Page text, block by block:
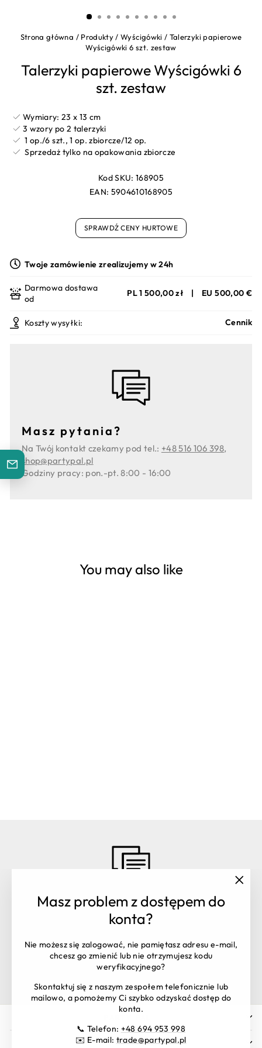
Masz problem z dostępem do
konta?
Nie możesz się zalogować, nie pamiętasz adresu e-mail,
chcesz go zmienić lub nie otrzymujesz kodu
weryfikacyjnego?
Skontaktuj się z naszym zespołem telefonicznie lub
mailowo, a pomożemy Ci szybko odzyskać dostęp do
konta.
📞 Telefon: +48 694 953 998
✉️ E-mail: trade@partypal.pl
Strona główna / Produkty / Wyścigówki / Talerzyki papierowe
Wyścigówki 6 szt. zestaw
Talerzyki papierowe Wyścigówki 6
szt. zestaw
Wymiary: 23 x 13 cm
3 wzory po 2 talerzyki
1 op./6 szt., 1 op. zbiorcze/12 op.
Sprzedaż tylko na opakowania zbiorcze
Kod SKU: 168905
EAN: 5904610168905
SPRAWDŹ CENY HURTOWE
Twoje zamówienie zrealizujemy w 24h
Darmowa dostawa
od
PL 1 500,00 zł | EU 500,00 €
Koszty wysyłki: Cennik
Masz pytania?
Na Twój kontakt czekamy pod tel.: +48 516 106 398,
shop@partypal.pl
Godziny pracy: pon.-pt. 8:00 - 16:00
You may also like
Masz pytania? Skontaktuj się z
Obsługa zamówień:
+48 516 106 398
shop@partypal.pl
trade@partypal.pl
INFORMACJE